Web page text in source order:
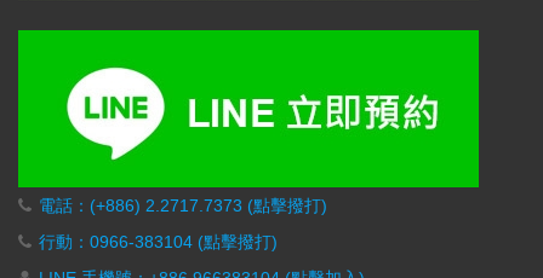
電話：(+886) 2.2717.7373 (點擊撥打)
行動：0966-383104 (點擊撥打)